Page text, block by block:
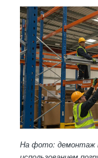
На фото: демонтаж